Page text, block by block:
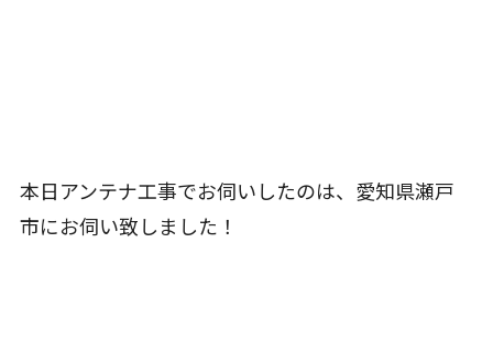
本日アンテナ工事でお伺いしたのは、愛知県瀬戸
市にお伺い致しました！